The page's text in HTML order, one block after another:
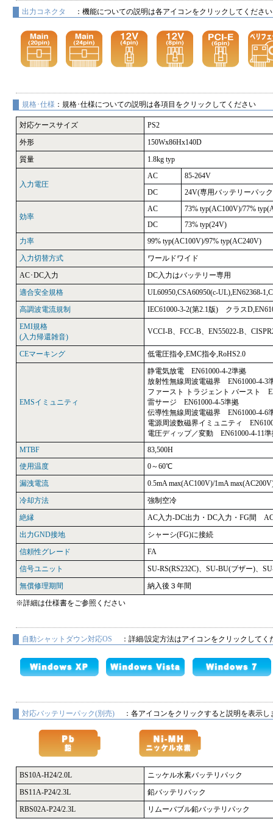
出力コネクタ ：機能についての説明は各アイコンをクリックしてください
規格･仕様 ：規格･仕様についての説明は各項目をクリックしてください
対応ケースサイズ
PS2
外形
150Wx86Hx140D
質量
1.8kg typ
入力電圧
AC
85-264V
DC
24V(専用バッテリーパッ
効率
AC
73% typ(AC100V)/77%
DC
73% typ(24V)
力率
99% typ(AC100V)/97% typ(AC240V)
入力切替方式
ワールドワイド
AC･DC入力
DC入力はバッテリー専用
適合安全規格
UL60950,CSA60950(c-UL),EN62368-
高調波電流規制
IEC61000-3-2(第2.1版) クラス
EMI規格
(入力帰還雑音)
VCCI-B、FCC-B、EN55022-B、
CEマーキング 低電圧指令,EMC指令,RoHS2.0
EMSイミュニティ
静電気放電 EN61000-4-2準拠
放射性無線周波電磁界 EN61000-4-3
ファースト トラジェント バースト
雷サージ EN61000-4-5準拠
伝導性無線周波電磁界 EN61000-4-6
電源周波数磁界イミュニティ
電圧ディップ／変動 EN61000-4-11準
MTBF
83,500H
使用温度
0～60℃
漏洩電流
0.5mA max(AC100V)/1mA
冷却方法
強制空冷
絶縁
AC入力-DC出力・DC入力・FG間
出力GND接地
シャーシ(FG)に接続
信頼性グレード
FA
信号ユニット
SU-RS(RS232C)、SU-BU(ブザー)、
無償修理期間
納入後３年間
※詳細は仕様書をご参照ください
自動シャットダウン対応OS ：詳細/設定方法はアイコンをクリックしてく
対応バッテリーパック(別売) ：各アイコンをクリックすると説明を表示し
BS10A-H24/2.0L
ニッケル水素バッテリパック
BS11A-P24/2.3L
鉛バッテリパック
RBS02A-P24/2.3L
リムーバブル鉛バッテリパック